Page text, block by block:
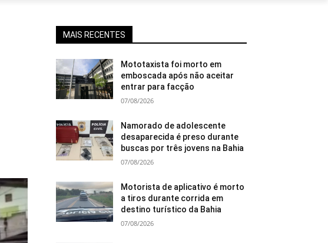
MAIS RECENTES
Mototaxista foi morto em
emboscada após não aceitar
entrar para facção
07/08/2026
Namorado de adolescente
desaparecida é preso durante
buscas por três jovens na Bahia
07/08/2026
Motorista de aplicativo é morto
a tiros durante corrida em
destino turístico da Bahia
07/08/2026